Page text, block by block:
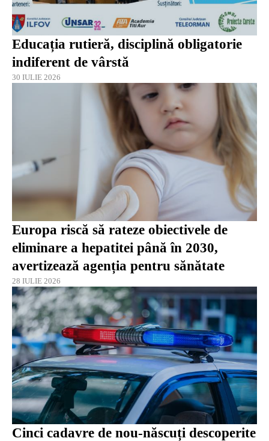
Educația rutieră, disciplină obligatorie
indiferent de vârstă
30 IULIE 2026
Europa riscă să rateze obiectivele de
eliminare a hepatitei până în 2030,
avertizează agenția pentru sănătate
28 IULIE 2026
Cinci cadavre de nou-născuți descoperite